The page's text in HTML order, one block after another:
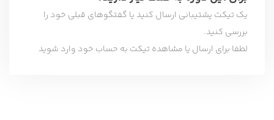
یک تیکت پشتیبانی ارسال کنید یا گفتگوهای قبلی خود را
بررسی کنید.
لطفا برای ارسال یا مشاهده تیکت به حساب خود وارد شوید